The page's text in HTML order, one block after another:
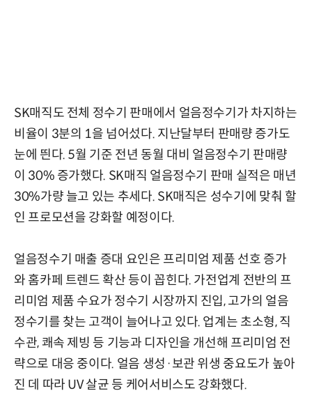
SK매직도 전체 정수기 판매에서 얼음정수기가 차지하는
비율이 3분의 1을 넘어섰다. 지난달부터 판매량 증가도
눈에 띈다. 5월 기준 전년 동월 대비 얼음정수기 판매량
이 30% 증가했다. SK매직 얼음정수기 판매 실적은 매년
30%가량 늘고 있는 추세다. SK매직은 성수기에 맞춰 할
인 프로모션을 강화할 예정이다.
얼음정수기 매출 증대 요인은 프리미엄 제품 선호 증가
와 홈카페 트렌드 확산 등이 꼽힌다. 가전업계 전반의 프
리미엄 제품 수요가 정수기 시장까지 진입, 고가의 얼음
정수기를 찾는 고객이 늘어나고 있다. 업계는 초소형, 직
수관, 쾌속 제빙 등 기능과 디자인을 개선해 프리미엄 전
략으로 대응 중이다. 얼음 생성·보관 위생 중요도가 높아
진 데 따라 UV 살균 등 케어서비스도 강화했다.